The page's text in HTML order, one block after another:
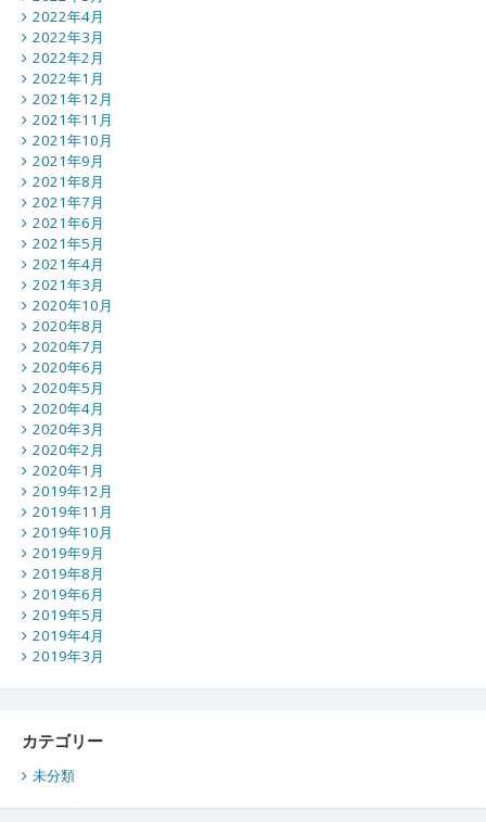
2022年4月
2022年3月
2022年2月
2022年1月
2021年12月
2021年11月
2021年10月
2021年9月
2021年8月
2021年7月
2021年6月
2021年5月
2021年4月
2021年3月
2020年10月
2020年8月
2020年7月
2020年6月
2020年5月
2020年4月
2020年3月
2020年2月
2020年1月
2019年12月
2019年11月
2019年10月
2019年9月
2019年8月
2019年6月
2019年5月
2019年4月
2019年3月
カテゴリー
未分類